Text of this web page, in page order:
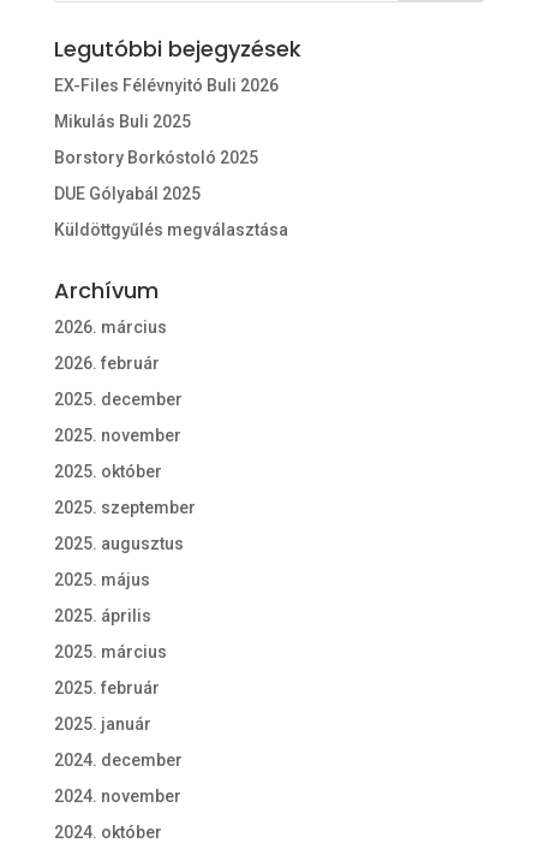
Legutóbbi bejegyzések
EX-Files Félévnyitó Buli 2026
Mikulás Buli 2025
Borstory Borkóstoló 2025
DUE Gólyabál 2025
Küldöttgyűlés megválasztása
Archívum
2026. március
2026. február
2025. december
2025. november
2025. október
2025. szeptember
2025. augusztus
2025. május
2025. április
2025. március
2025. február
2025. január
2024. december
2024. november
2024. október